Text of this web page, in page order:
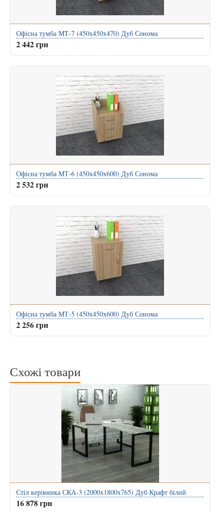
Офісна тумба МТ-7 (450x450x470) Дуб Сонома
2 442 грн
Офісна тумба МТ-6 (450x450x600) Дуб Сонома
2 532 грн
Офісна тумба МТ-5 (450x450x600) Дуб Сонома
2 256 грн
Схожі товари
Стіл керівника СКА-3 (2000x1800x765) Дуб Крафт білий
16 878 грн